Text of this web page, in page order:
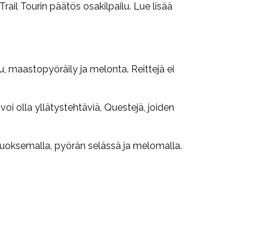
Tourin päätös osakilpailu. Lue lisää
maastopyöräily ja melonta. Reittejä ei
olla yllätystehtäviä, Questejä, joiden
pyörän selässä ja melomalla.